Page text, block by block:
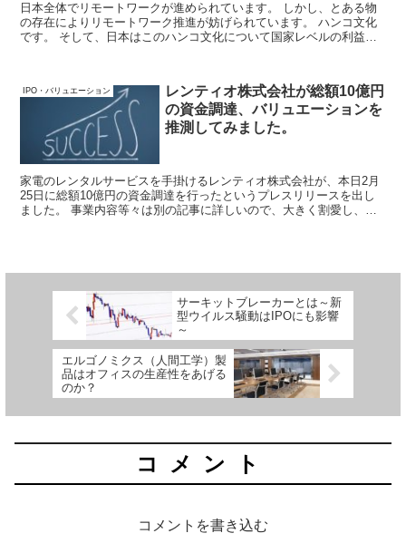
日本全体でリモートワークが進められています。 しかし、とある物
の存在によりリモートワーク推進が妨げられています。 ハンコ文化
です。 そして、日本はこのハンコ文化について国家レベルの利益相
IPO・バリュエーション
レンティオ株式会社が総額10億円
の資金調達、バリュエーションを
推測してみました。
家電のレンタルサービスを手掛けるレンティオ株式会社が、本日2月
25日に総額10億円の資金調達を行ったというプレスリリースを出し
ました。 事業内容等々は別の記事に詳しいので、大きく割愛し、概
サーキットブレーカーとは～新
型ウイルス騒動はIPOにも影響
～
エルゴノミクス（人間工学）製
品はオフィスの生産性をあげる
のか？
コメント
コメントを書き込む